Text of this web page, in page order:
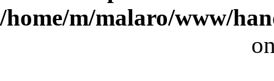
/home/m/malaro/www/